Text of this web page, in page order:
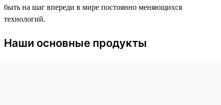
быть на шаг впереди в мире постоянно меняющихся
технологий.
Наши основные продукты